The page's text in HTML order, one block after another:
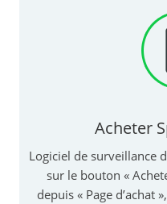
Acheter
Logiciel de surveillance
sur le bouton «
depuis « Page d’achat